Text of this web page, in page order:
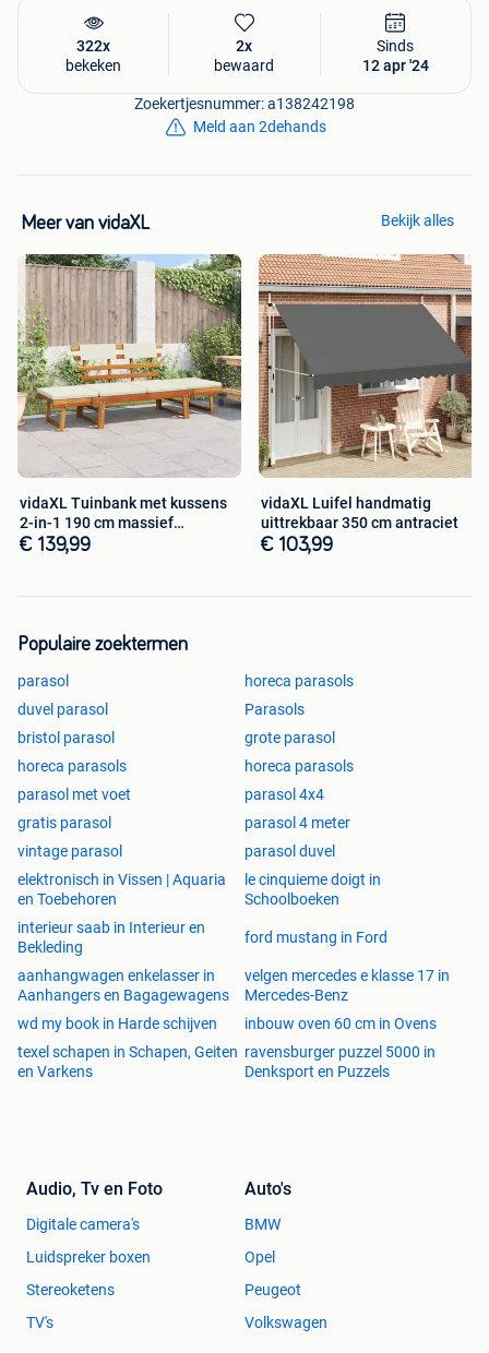
322x
bekeken
2x
bewaard
Sinds
12 apr '24
Zoekertjesnummer: a138242198
Meld aan 2dehands
Meer van vidaXL Bekijk alles
vidaXL Tuinbank met kussens
2-in-1 190 cm massief
acaciahout
€ 139,99
vidaXL Luifel handmatig
uittrekbaar 350 cm antraciet
€ 103,99
Populaire zoektermen
parasol
horeca parasols
duvel parasol
Parasols
bristol parasol
grote parasol
horeca parasols
horeca parasols
parasol met voet
parasol 4x4
gratis parasol
parasol 4 meter
vintage parasol
parasol duvel
elektronisch in Vissen | Aquaria
en Toebehoren
le cinquieme doigt in
Schoolboeken
interieur saab in Interieur en
Bekleding
ford mustang in Ford
aanhangwagen enkelasser in
Aanhangers en Bagagewagens
velgen mercedes e klasse 17 in
Mercedes-Benz
wd my book in Harde schijven
inbouw oven 60 cm in Ovens
texel schapen in Schapen, Geiten
en Varkens
ravensburger puzzel 5000 in
Denksport en Puzzels
Audio, Tv en Foto
Digitale camera's
Luidspreker boxen
Stereoketens
TV's
Auto's
BMW
Opel
Peugeot
Volkswagen